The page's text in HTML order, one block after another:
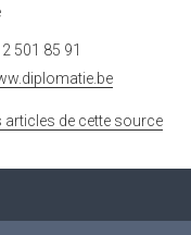
501 85 91
articles de cette source